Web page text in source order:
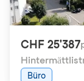
CHF 25'387
Büro